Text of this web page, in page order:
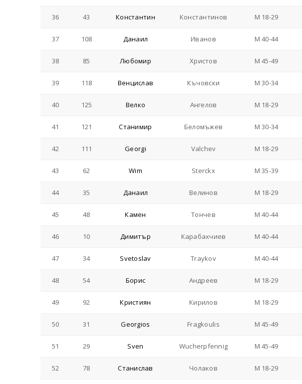
36 43 Константин Константинов M 18-29
37 108 Данаил Иванов M 40-44
38 85 Любомир Христов M 45-49
39 118 Венцислав Къчовски M 30-34
40 125 Велко Ангелов M 18-29
41 121 Станимир Беломъжев M 30-34
42 111 Georgi Valchev M 18-29
43 62 Wim Sterckx M 35-39
44 35 Данаил Велинов M 18-29
45 48 Камен Тончев M 40-44
46 10 Димитър Карабахчиев M 40-44
47 34 Svetoslav Traykov M 40-44
48 54 Борис Андреев M 18-29
49 92 Кристиян Кирилов M 18-29
50 31 Georgios Fragkoulis M 45-49
51 29 Sven Wucherpfennig M 45-49
52 78 Станислав Чолаков M 18-29